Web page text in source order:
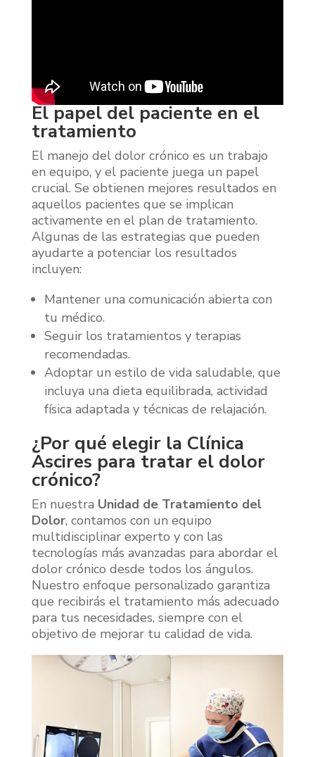
El papel del paciente en el
tratamiento
El manejo del dolor crónico es un trabajo
en equipo, y el paciente juega un papel
crucial. Se obtienen mejores resultados en
aquellos pacientes que se implican
activamente en el plan de tratamiento.
Algunas de las estrategias que pueden
ayudarte a potenciar los resultados
incluyen:
Mantener una comunicación abierta con
tu médico.
Seguir los tratamientos y terapias
recomendadas.
Adoptar un estilo de vida saludable, que
incluya una dieta equilibrada, actividad
física adaptada y técnicas de relajación.
¿Por qué elegir la Clínica
Ascires para tratar el dolor
crónico?
En nuestra Unidad de Tratamiento del
Dolor, contamos con un equipo
multidisciplinar experto y con las
tecnologías más avanzadas para abordar el
dolor crónico desde todos los ángulos.
Nuestro enfoque personalizado garantiza
que recibirás el tratamiento más adecuado
para tus necesidades, siempre con el
objetivo de mejorar tu calidad de vida.